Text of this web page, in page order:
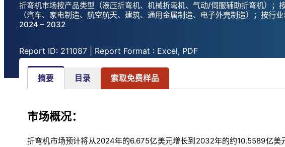
折弯机市场按产品类型（液压折弯机、机械折弯机、气动/伺服辅助折弯机）
（汽车、家电制造、航空航天、建筑、通用金属制造、电子外壳制造）；按
2024 – 2032
Report ID: 211087 | Report Format : Excel, PDF
摘要 目录 索取免费样品
市场概况：
折弯机市场预计将从2024年的6.675亿美元增长到2032年的约10.5589亿美